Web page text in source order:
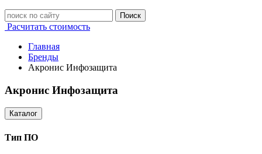
Поиск
Расчитать стоимость
Главная
Бренды
Акронис Инфозащита
Акронис Инфозащита
Каталог
Тип ПО